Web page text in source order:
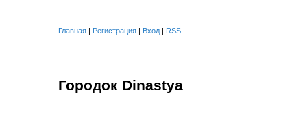
Главная | Регистрация | Вход | RSS
Городок Dinastya